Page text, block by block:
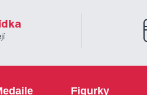
Figurky